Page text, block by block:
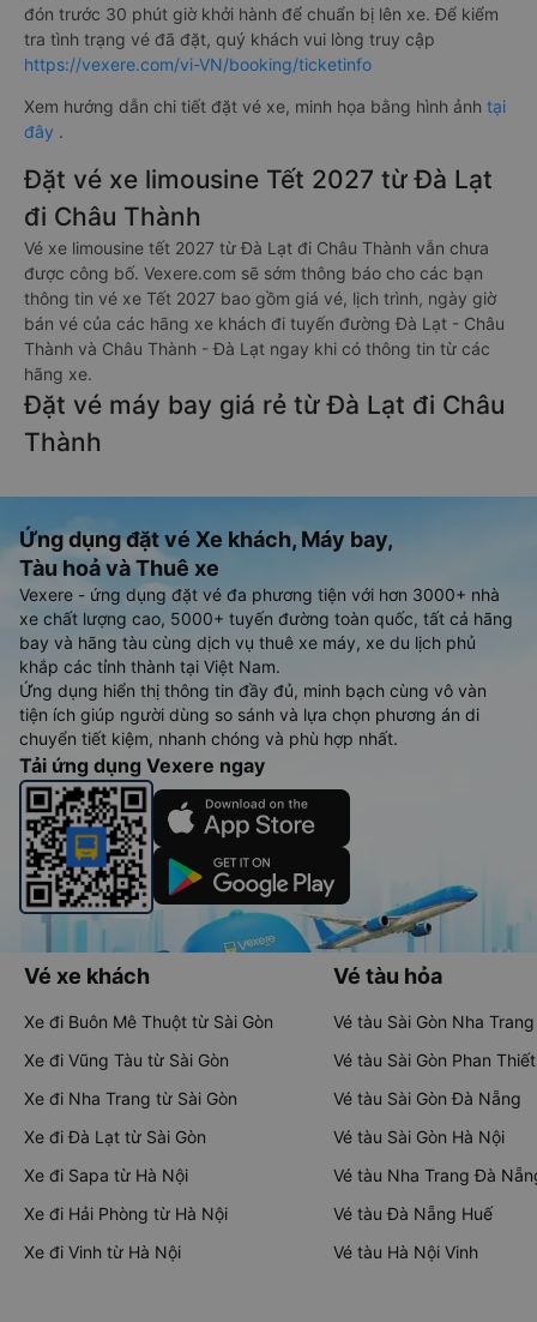
đón trước 30 phút giờ khởi hành để chuẩn bị lên xe. Để kiểm
tra tình trạng vé đã đặt, quý khách vui lòng truy cập
https://vexere.com/vi-VN/booking/ticketinfo
Xem hướng dẫn chi tiết đặt vé xe, minh họa bằng hình ảnh tại
đây .
Đặt vé xe limousine Tết 2027 từ Đà Lạt
đi Châu Thành
Vé xe limousine tết 2027 từ Đà Lạt đi Châu Thành vẫn chưa
được công bố. Vexere.com sẽ sớm thông báo cho các bạn
thông tin vé xe Tết 2027 bao gồm giá vé, lịch trình, ngày giờ
bán vé của các hãng xe khách đi tuyến đường Đà Lạt - Châu
Thành và Châu Thành - Đà Lạt ngay khi có thông tin từ các
hãng xe.
Đặt vé máy bay giá rẻ từ Đà Lạt đi Châu
Thành
Ứng dụng đặt vé Xe khách, Máy bay,
Tàu hoả và Thuê xe
Vexere - ứng dụng đặt vé đa phương tiện với hơn 3000+ nhà
xe chất lượng cao, 5000+ tuyến đường toàn quốc, tất cả hãng
bay và hãng tàu cùng dịch vụ thuê xe máy, xe du lịch phủ
khắp các tỉnh thành tại Việt Nam.
Ứng dụng hiển thị thông tin đầy đủ, minh bạch cùng vô vàn
tiện ích giúp người dùng so sánh và lựa chọn phương án di
chuyển tiết kiệm, nhanh chóng và phù hợp nhất.
Tải ứng dụng Vexere ngay
Vé xe khách
Xe đi Buôn Mê Thuột từ Sài Gòn
Xe đi Vũng Tàu từ Sài Gòn
Xe đi Nha Trang từ Sài Gòn
Xe đi Đà Lạt từ Sài Gòn
Xe đi Sapa từ Hà Nội
Xe đi Hải Phòng từ Hà Nội
Xe đi Vinh từ Hà Nội
Vé tàu hỏa
Vé tàu Sài Gòn Nha Trang
Vé tàu Sài Gòn Phan Thiết
Vé tàu Sài Gòn Đà Nẵng
Vé tàu Sài Gòn Hà Nội
Vé tàu Nha Trang Đà
Vé tàu Đà Nẵng Huế
Vé tàu Hà Nội Vinh